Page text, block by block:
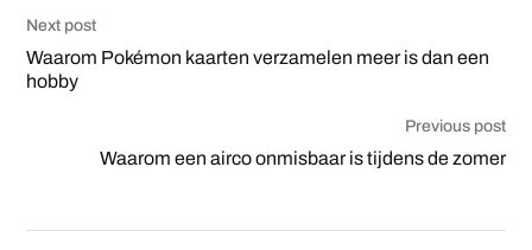
Next post
Waarom Pokémon kaarten verzamelen meer is dan een
hobby
Previous post
Waarom een airco onmisbaar is tijdens de zomer